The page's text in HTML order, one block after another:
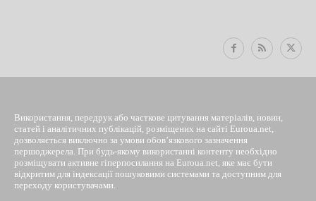
Використання, передрук або часткове цитування матеріалів, новин,
статей і аналітичних публікацій, розміщених на сайті Euroua.net,
дозволяється виключно за умови обов’язкового зазначення
першоджерела. При будь-якому використанні контенту необхідно
розміщувати активне гіперпосилання на Euroua.net, яке має бути
відкритим для індексації пошуковими системами та доступним для
переходу користувачами.